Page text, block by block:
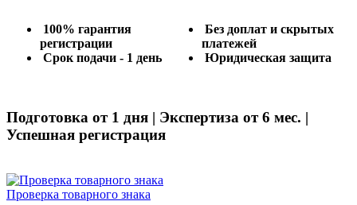
100% гарантия
регистрации
Срок подачи - 1 день
Без доплат и скрытых
платежей
Юридическая защита
Подготовка от 1 дня | Экспертиза от 6 мес. |
Успешная регистрация
Проверка товарного знака